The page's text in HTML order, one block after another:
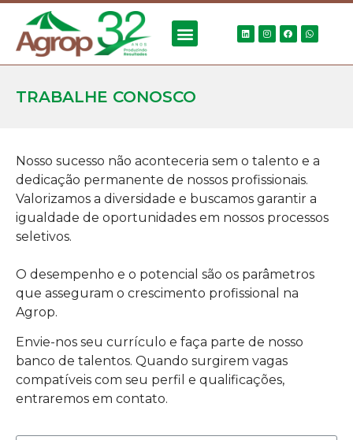
TRABALHE CONOSCO
Nosso sucesso não aconteceria sem o talento e a
dedicação permanente de nossos profissionais.
Valorizamos a diversidade e buscamos garantir a
igualdade de oportunidades em nossos processos
seletivos.
O desempenho e o potencial são os parâmetros
que asseguram o crescimento profissional na
Agrop.
Envie-nos seu currículo e faça parte de nosso
banco de talentos. Quando surgirem vagas
compatíveis com seu perfil e qualificações,
entraremos em contato.